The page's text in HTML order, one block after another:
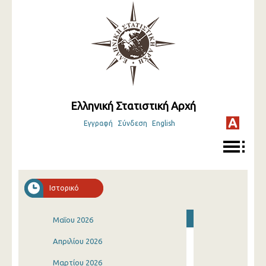
Ελληνική Στατιστική Αρχή
Εγγραφή Σύνδεση English
Ιστορικό
Μαΐου 2026
Απριλίου 2026
Μαρτίου 2026